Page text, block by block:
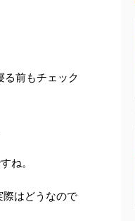
前もチェック
ね。
はどうなので